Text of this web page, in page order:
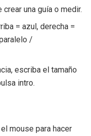
una guía o medir.
= azul, derecha =
/
escriba el tamaño
intro.
mouse para hacer